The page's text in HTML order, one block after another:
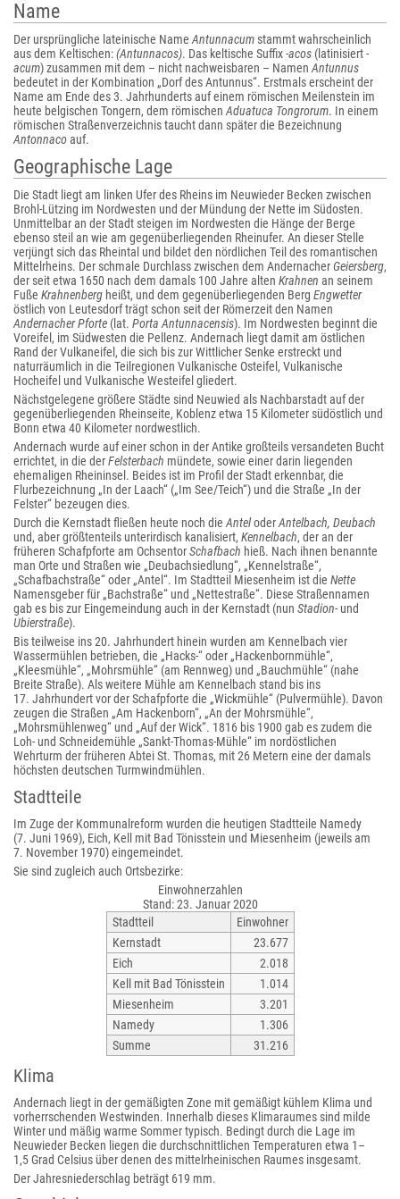
Name
Der ursprüngliche lateinische Name Antunnacum stammt wahrscheinlich
aus dem Keltischen:(Antunnacos). Das keltische Suffix-acos (latinisiert-
acum) zusammen mit dem – nicht nachweisbaren – Namen Antunnus
bedeutet in der Kombination „Dorf des Antunnus“. Erstmals erscheint der
Name am Ende des 3. Jahrhunderts auf einem römischen Meilenstein im
heute belgischen Tongern, dem römischen Aduatuca Tongrorum. In einem
römischen Straßenverzeichnis taucht dann später die Bezeichnung
Antonnacoauf.
Geographische Lage
Die Stadt liegt am linken Ufer des Rheins im Neuwieder Becken zwischen
Brohl-Lützing im Nordwesten und der Mündung der Nette im Südosten.
Unmittelbar an der Stadt steigen im Nordwesten die Hänge der Berge
ebenso steil an wie am gegenüberliegenden Rheinufer. An dieser Stelle
verjüngt sich das Rheintal und bildet den nördlichen Teil des romantischen
Mittelrheins. Der schmale Durchlass zwischen dem AndernacherGeiersberg,
der seit etwa 1650 nach dem damals 100 Jahre alten Krahnen an seinem
Fuße Krahnenberg heißt, und dem gegenüberliegenden Berg Engwetter
östlich von Leutesdorf trägt schon seit der Römerzeit den Namen
Andernacher Pforte (lat. Porta Antunnacensis). Im Nordwesten beginnt die
Voreifel, im Südwesten die Pellenz. Andernach liegt damit am östlichen
Rand der Vulkaneifel, die sich bis zur Wittlicher Senke erstreckt und
naturräumlich in die Teilregionen Vulkanische Osteifel, Vulkanische
Hocheifel und Vulkanische Westeifel gliedert.
Nächstgelegene größere Städte sind Neuwied als Nachbarstadt auf der
gegenüberliegenden Rheinseite, Koblenz etwa 15 Kilometer südöstlich und
Bonn etwa 40 Kilometer nordwestlich.
Andernach wurde auf einer schon in der Antike großteils versandeten Bucht
errichtet, in die derFelsterbach mündete, sowie einer darin liegenden
ehemaligen Rheininsel. Beides ist im Profil der Stadt erkennbar, die
Flurbezeichnung „In der Laach“ („Im See/Teich“) und die Straße „In der
Felster“ bezeugen dies.
Durch die Kernstadt fließen heute noch die AnteloderAntelbach, Deubach
und, aber größtenteils unterirdisch kanalisiert, Kennelbach, der an der
früheren Schafpforte am OchsentorSchafbach hieß. Nach ihnen benannte
man Orte und Straßen wie „Deubachsiedlung“, „Kennelstraße“,
„Schafbachstraße“ oder „Antel“. Im Stadtteil Miesenheim ist die Nette
Namensgeber für „Bachstraße“ und „Nettestraße“. Diese Straßennamen
gab es bis zur Eingemeindung auch in der Kernstadt (nun Stadion- und
Ubierstraße).
Bis teilweise ins 20. Jahrhundert hinein wurden am Kennelbach vier
Wassermühlen betrieben, die „Hacks-“ oder „Hackenbornmühle“,
„Kleesmühle“, „Mohrsmühle“ (am Rennweg) und „Bauchmühle“ (nahe
Breite Straße). Als weitere Mühle am Kennelbach stand bis ins
17. Jahrhundert vor der Schafpforte die „Wickmühle“ (Pulvermühle). Davon
zeugen die Straßen „Am Hackenborn“, „An der Mohrsmühle“,
„Mohrsmühlenweg“ und „Auf der Wick“. 1816 bis 1900 gab es zudem die
Loh- und Schneidemühle „Sankt-Thomas-Mühle“ im nordöstlichen
Wehrturm der früheren Abtei St. Thomas, mit 26 Metern eine der damals
höchsten deutschen Turmwindmühlen.
Stadtteile
Im Zuge der Kommunalreform wurden die heutigen Stadtteile Namedy
(7. Juni 1969), Eich, Kell mit Bad Tönisstein und Miesenheim (jeweils am
7. November 1970) eingemeindet.
Sie sind zugleich auch Ortsbezirke:
Einwohnerzahlen
Stand: 23. Januar 2020
Stadtteil
Einwohner
Kernstadt
23.677
Eich
2.018
Kell mit Bad Tönisstein
1.014
Miesenheim
3.201
Namedy
1.306
Summe
31.216
Klima
Andernach liegt in der gemäßigten Zone mit gemäßigt kühlem Klima und
vorherrschenden Westwinden. Innerhalb dieses Klimaraumes sind milde
Winter und mäßig warme Sommer typisch. Bedingt durch die Lage im
Neuwieder Becken liegen die durchschnittlichen Temperaturen etwa 1–
1,5 Grad Celsius über denen des mittelrheinischen Raumes insgesamt.
Der Jahresniederschlag beträgt 619 mm.